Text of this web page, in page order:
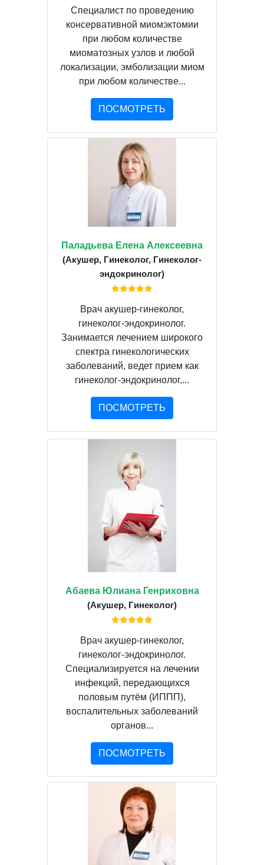
Специалист по проведению
консервативной миомэктомии
при любом количестве
миоматозных узлов и любой
локализации, эмболизации миом
при любом количестве...
ПОСМОТРЕТЬ
Паладьева Елена Алексеевна
(Акушер, Гинеколог, Гинеколог-
эндокринолог)
Врач акушер-гинеколог,
гинеколог-эндокринолог.
Занимается лечением широкого
спектра гинекологических
заболеваний, ведет прием как
гинеколог-эндокринолог,...
ПОСМОТРЕТЬ
Абаева Юлиана Генриховна
(Акушер, Гинеколог)
Врач акушер-гинеколог,
гинеколог-эндокринолог.
Специализируется на лечении
инфекций, передающихся
половым путём (ИППП),
воспалительных заболеваний
органов...
ПОСМОТРЕТЬ